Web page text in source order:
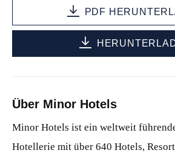
PDF
Über Minor Hotels
Minor Hotels ist ein weltweit
Hotellerie mit über 640 Hotels,